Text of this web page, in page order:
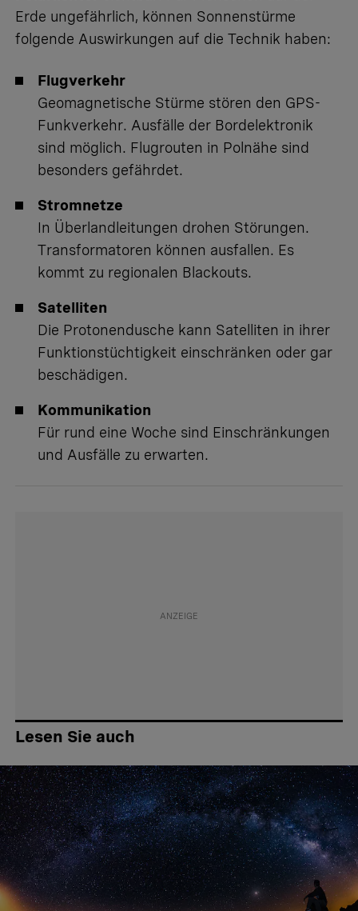
Erde ungefährlich, können Sonnenstürme
folgende Auswirkungen auf die Technik haben:
Flugverkehr
Geomagnetische Stürme stören den GPS-
Funkverkehr. Ausfälle der Bordelektronik
sind möglich. Flugrouten in Polnähe sind
besonders gefährdet.
Stromnetze
In Überlandleitungen drohen Störungen.
Transformatoren können ausfallen. Es
kommt zu regionalen Blackouts.
Satelliten
Die Protonendusche kann Satelliten in ihrer
Funktionstüchtigkeit einschränken oder gar
beschädigen.
Kommunikation
Für rund eine Woche sind Einschränkungen
und Ausfälle zu erwarten.
Lesen Sie auch